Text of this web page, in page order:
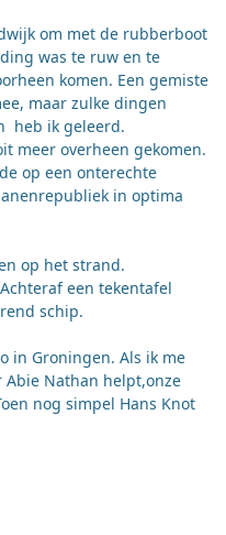
om met de rubberboot
was te ruw en te
komen. Een gemiste
maar zulke dingen
heb ik geleerd.
meer overheen gekomen.
op een onterechte
in optima
op het strand.
een tekentafel
schip.
in Groningen. Als ik me
Nathan helpt,onze
nog simpel Hans Knot